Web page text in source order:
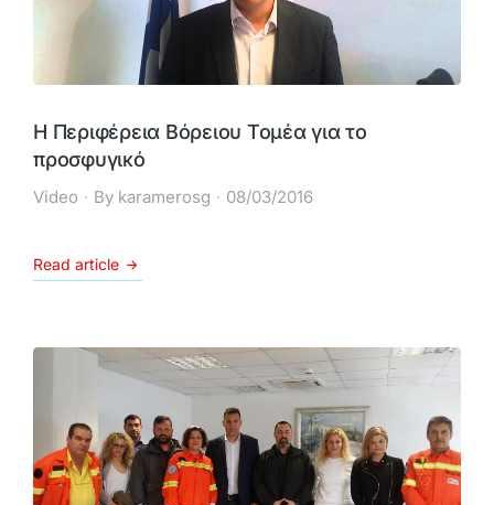
Η Περιφέρεια Βόρειου Τομέα για το
προσφυγικό
Video By karamerosg 08/03/2016
Read article